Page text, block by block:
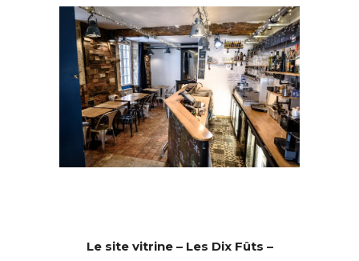
Le site vitrine – Les Dix Fûts –